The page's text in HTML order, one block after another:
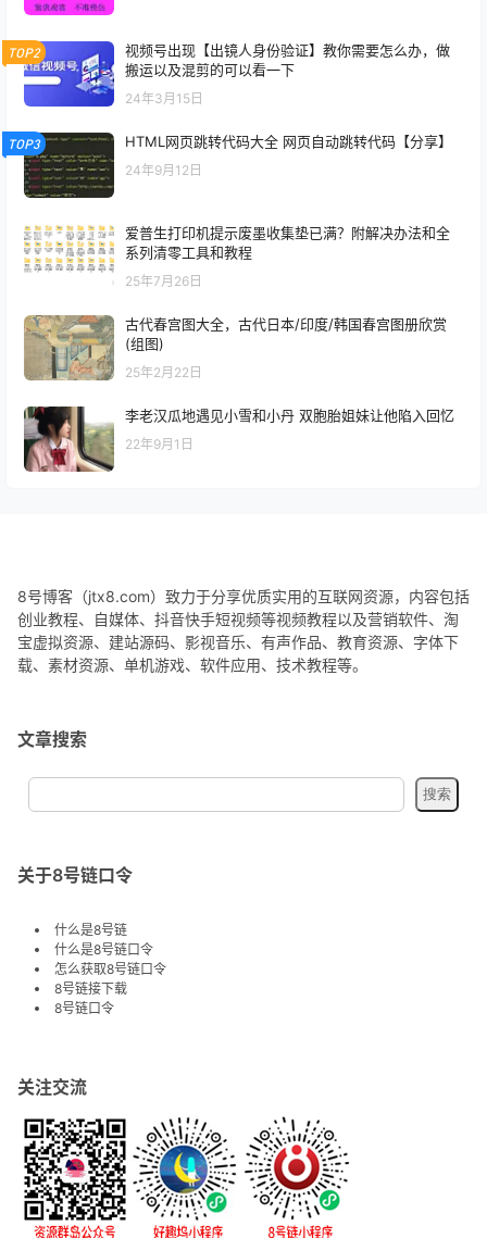
TOP2
视频号出现【出镜人身份验证】教你需要怎么办，做
搬运以及混剪的可以看一下
24年3月15日
TOP3 HTML网页跳转代码大全 网页自动跳转代码【分享】
24年9月12日
爱普生打印机提示废墨收集垫已满？附解决办法和全
系列清零工具和教程
25年7月26日
古代春宫图大全，古代日本/印度/韩国春宫图册欣赏
(组图)
25年2月22日
李老汉瓜地遇见小雪和小丹 双胞胎姐妹让他陷入回忆
22年9月1日
8号博客（jtx8.com）致力于分享优质实用的互联网资源，内容包括
创业教程、自媒体、抖音快手短视频等视频教程以及营销软件、淘
宝虚拟资源、建站源码、影视音乐、有声作品、教育资源、字体下
载、素材资源、单机游戏、软件应用、技术教程等。
文章搜索
关于8号链口令
什么是8号链
什么是8号链口令
怎么获取8号链口令
8号链接下载
8号链口令
关注交流